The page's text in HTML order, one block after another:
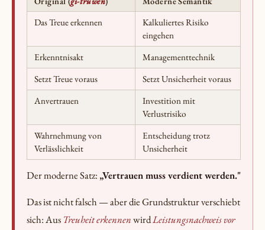
Das Treue erkennen
Kalkuliertes Risiko
eingehen
Erkenntnisakt
Managementtechnik
Setzt Treue voraus
Setzt Unsicherheit voraus
Anvertrauen
Investition mit
Verlustrisiko
Wahrnehmung von
Verlässlichkeit
Entscheidung trotz
Unsicherheit
Der moderne Satz: „Vertrauen muss verdient werden."
Das ist nicht falsch — aber die Grundstruktur verschiebt
sich: Aus Treuheit erkennenwirdLeistungsnachweis vor